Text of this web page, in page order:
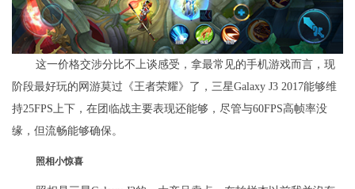
这一价格交涉分比不上谈感受，拿最常见的手机游戏而言，现
阶段最好玩的网游莫过《王者荣耀》了，三星Galaxy J3 2017能够维
持25FPS上下，在团临战主要表现还能够，尽管与60FPS高帧率没
缘，但流畅能够确保。
照相小惊喜